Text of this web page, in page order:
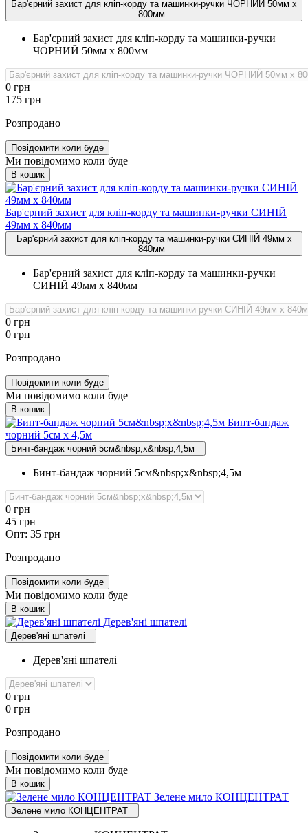
Бар'єрний захист для кліп-корду та машинки-ручки ЧОРНИЙ 50мм х
800мм
Бар'єрний захист для кліп-корду та машинки-ручки
ЧОРНИЙ 50мм х 800мм
0 грн
175 грн
Розпродано
Повідомити коли буде
Ми повідомимо коли буде
В кошик
Бар'єрний захист для кліп‑корду та машинки‑ручки СИНІЙ
49мм х 840мм
Бар'єрний захист для кліп-корду та машинки-ручки СИНІЙ 49мм х
840мм
Бар'єрний захист для кліп-корду та машинки-ручки
СИНІЙ 49мм х 840мм
0 грн
0 грн
Розпродано
Повідомити коли буде
Ми повідомимо коли буде
В кошик
Бинт‑бандаж
чорний 5см х 4,5м
Бинт-бандаж чорний 5см&nbsp;х&nbsp;4,5м
Бинт-бандаж чорний 5см&nbsp;х&nbsp;4,5м
0 грн
45 грн
Опт: 35 грн
Розпродано
Повідомити коли буде
Ми повідомимо коли буде
В кошик
Дерев'яні шпателі
Дерев'яні шпателі
Дерев'яні шпателі
0 грн
0 грн
Розпродано
Повідомити коли буде
Ми повідомимо коли буде
В кошик
Зелене мило КОНЦЕНТРАТ
Зелене мило КОНЦЕНТРАТ